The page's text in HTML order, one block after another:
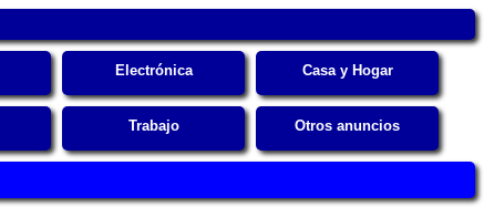
Electrónica Casa y Hogar
Trabajo Otros anuncios